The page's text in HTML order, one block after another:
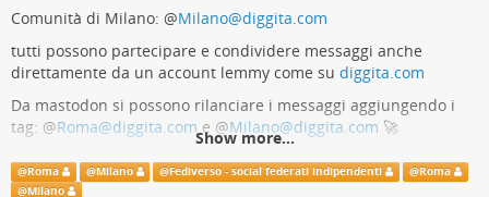
capito le dinamiche dei social e le sfruttano per fare disinformazione.
Real Volpe (X (formerly Twitter))
Comunità di Milano: @Milano@diggita.com
tutti possono partecipare e condividere messaggi anche
direttamente da un account lemmy come su diggita.com
Da mastodon si possono rilanciare i messaggi aggiungendo i
tag: @Roma@diggita.com e @Milano@diggita.com 🚀
Show more...
@Roma @Milano @Fediverso - social federati indipendenti @Roma
@Milano